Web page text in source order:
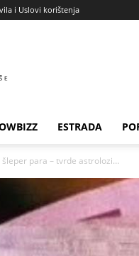
i Uslovi korištenja
ESTRADA
para – tvrde astrolozi…